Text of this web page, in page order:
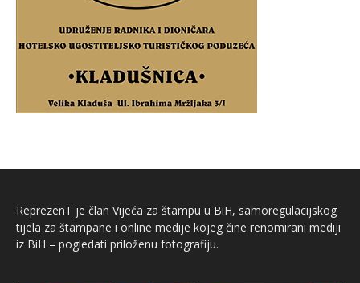
ReprezenT je član Vijeća za štampu u BiH, samoregulacijskog
tijela za štampane i online medije kojeg čine renomirani mediji
iz BiH – pogledati priloženu fotografiju.